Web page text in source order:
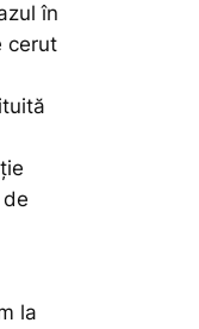
în
cerut
la